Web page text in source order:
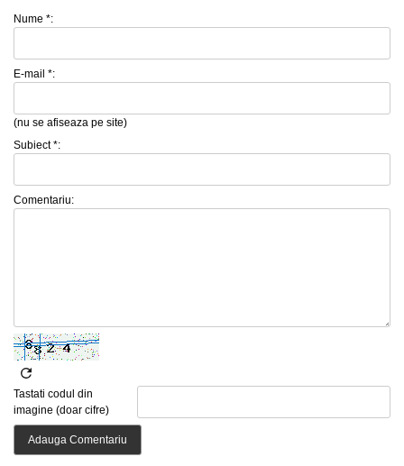
Nume *:
E-mail *:
(nu se afiseaza pe site)
Subiect *:
Comentariu:
Tastati codul din
imagine (doar cifre)